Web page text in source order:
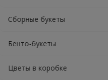
Сборные букеты
Бенто-букеты
Цветы в коробке